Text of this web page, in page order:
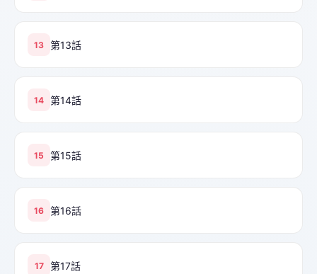
13 第13話
14 第14話
15 第15話
16 第16話
17 第17話